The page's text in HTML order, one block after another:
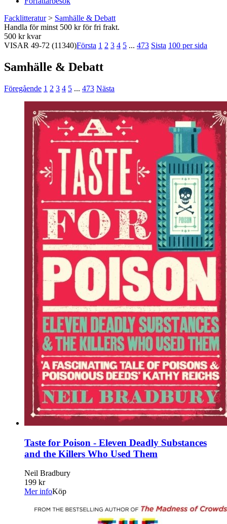
Facklitteratur> Samhälle & Debatt
Handla för minst 500 kr för fri frakt.
500 kr kvar
VISAR 49-72 (11340)Första 1 2 3 4 5 ... 473 Sista 100 per sida
Samhälle & Debatt
Föregående 1 2 3 4 5 ... 473 Nästa
Taste for Poison - Eleven Deadly Substances
and the Killers Who Used Them
Neil Bradbury
199 kr
Mer infoKöp